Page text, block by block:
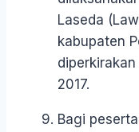
Laseda
kabupaten
2017.
Bagi